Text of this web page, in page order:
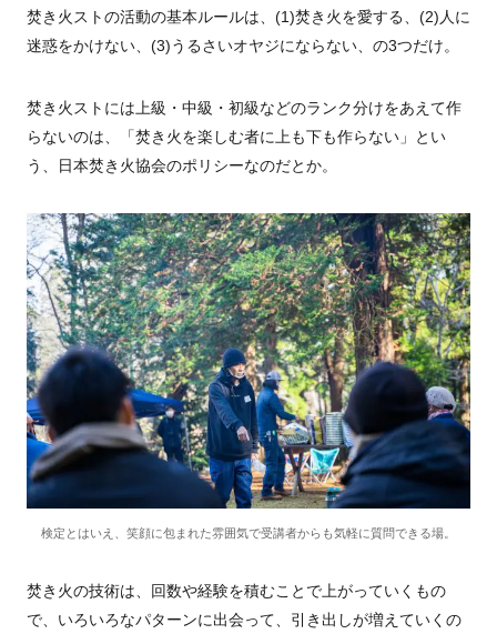
焚き火ストの活動の基本ルールは、(1)焚き火を愛する、(2)人に
迷惑をかけない、(3)うるさいオヤジにならない、の3つだけ。
焚き火ストには上級・中級・初級などのランク分けをあえて作
らないのは、「焚き火を楽しむ者に上も下も作らない」とい
う、日本焚き火協会のポリシーなのだとか。
検定とはいえ、笑顔に包まれた雰囲気で受講者からも気軽に質問できる場。
焚き火の技術は、回数や経験を積むことで上がっていくもの
で、いろいろなパターンに出会って、引き出しが増えていくの